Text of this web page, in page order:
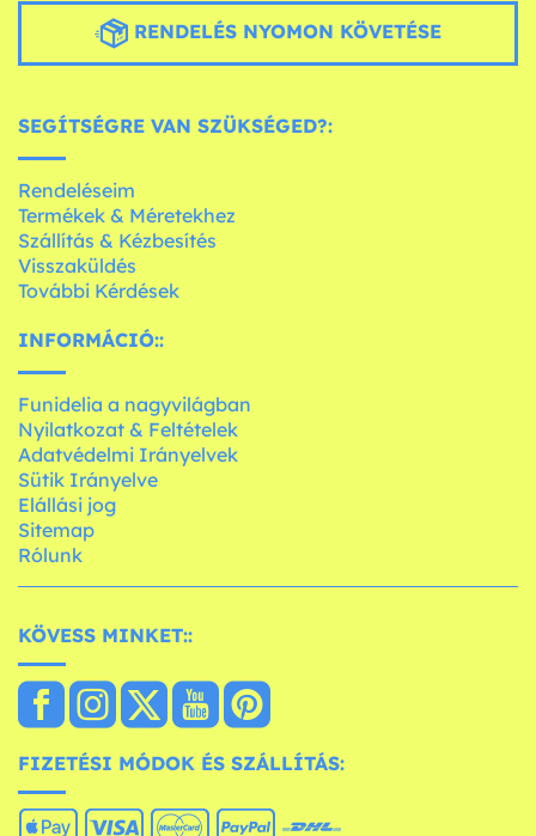
RENDELÉS NYOMON KÖVETÉSE
SEGÍTSÉGRE VAN SZÜKSÉGED?:
Rendeléseim
Termékek & Méretekhez
Szállítás & Kézbesítés
Visszaküldés
További Kérdések
INFORMÁCIÓ::
Funidelia a nagyvilágban
Nyilatkozat & Feltételek
Adatvédelmi Irányelvek
Sütik Irányelve
Elállási jog
Sitemap
Rólunk
KÖVESS MINKET::
FIZETÉSI MÓDOK ÉS SZÁLLÍTÁS: